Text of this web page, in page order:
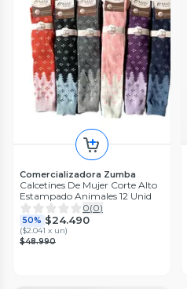
Comercializadora Zumba
Calcetines De Mujer Corte Alto
Estampado Animales 12 Unid
0(0)
50% $24.490
($2.041 x un)
$48.990